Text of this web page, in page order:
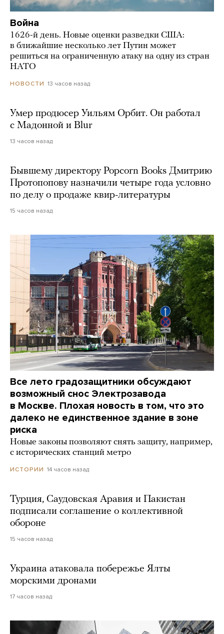
Война
1626-й день. Новые оценки разведки США:
в ближайшие несколько лет Путин может
решиться на ограниченную атаку на одну из стран
НАТО
НОВОСТИ 13 часов назад
Умер продюсер Уильям Орбит. Он работал
с Мадонной и Blur
13 часов назад
Бывшему директору Popcorn Books Дмитрию
Протопопову назначили четыре года условно
по делу о продаже квир-литературы
15 часов назад
Все лето градозащитники обсуждают
возможный снос Электрозавода
в Москве. Плохая новость в том, что это
далеко не единственное здание в зоне
риска
Новые законы позволяют снять защиту, например,
с исторических станций метро
ИСТОРИИ 14 часов назад
Турция, Саудовская Аравия и Пакистан
подписали соглашение о коллективной
обороне
15 часов назад
Украина атаковала побережье Ялты
морскими дронами
17 часов назад